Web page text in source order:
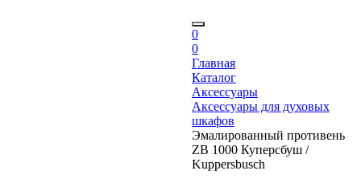
0
0
Главная
Каталог
Аксессуары
Аксессуары для духовых
шкафов
Эмалированный противень
ZB 1000 Куперсбуш /
Kuppersbusch